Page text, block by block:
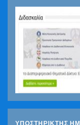
ΥΠΟΣΤΗΡΙΚΤΗΣ